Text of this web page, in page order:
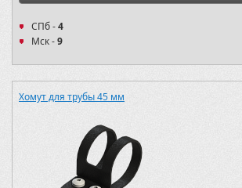
СПб -4
Мск -9
Хомут для трубы 45 мм